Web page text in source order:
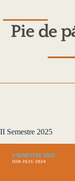
contenido
II Semestre 2025